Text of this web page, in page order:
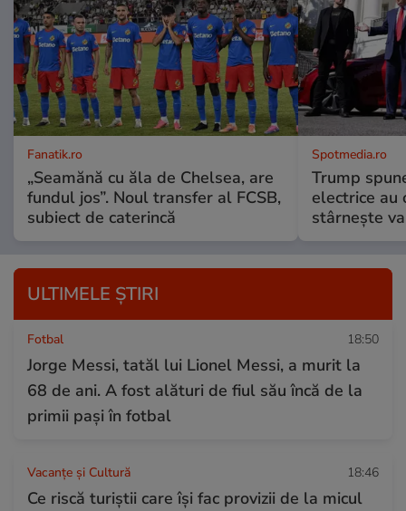
Fanatik.ro
„Seamănă cu ăla de Chelsea, are
fundul jos”. Noul transfer al FCSB,
subiect de caterincă
Spotmedia.ro
Trump
electrice au
stârnește
ULTIMELE ȘTIRI
Fotbal 18:50
Jorge Messi, tatăl lui Lionel Messi, a murit la
68 de ani. A fost alături de fiul său încă de la
primii pași în fotbal
Vacanțe și Cultură 18:46
Ce riscă turiștii care își fac provizii de la micul